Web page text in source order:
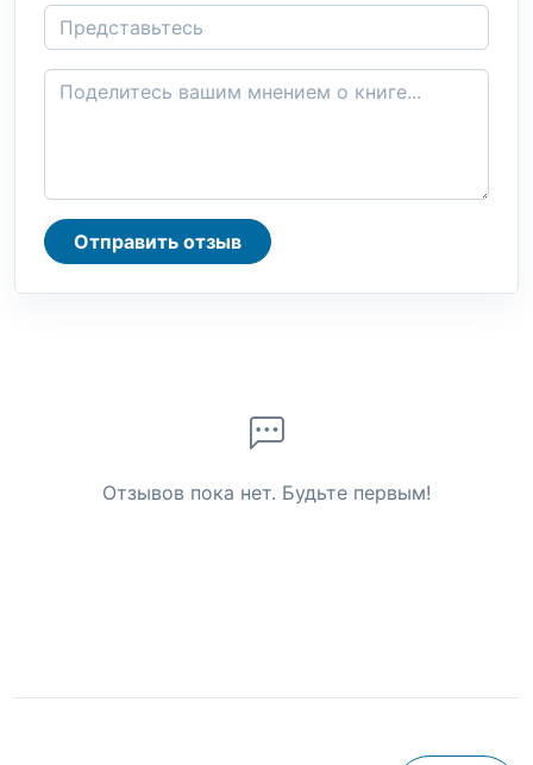
Отправить отзыв
Отзывов пока нет. Будьте первым!